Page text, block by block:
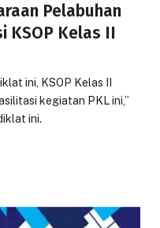
Pelabuhan
KSOP Kelas II
ini, KSOP Kelas II
kegiatan PKL ini,”
ini.